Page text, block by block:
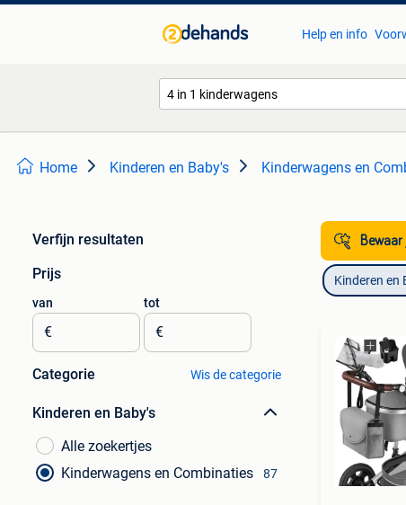
Help en info
Home Kinderen en Baby's Kinderwagens en
Verfijn resultaten
Prijs
van
€
tot
€
Categorie Wis de categorie
Kinderen en Baby's
Alle zoekertjes
Kinderwagens en Combinaties
87
Kinderen en